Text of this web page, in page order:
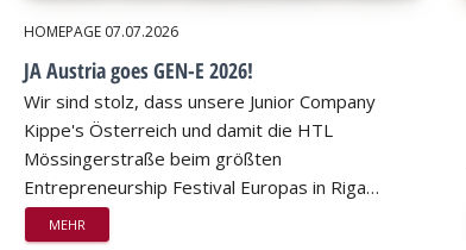
HOMEPAGE 07.07.2026
JA Austria goes GEN-E 2026!
Wir sind stolz, dass unsere Junior Company
Kippe's Österreich und damit die HTL
Mössingerstraße beim größten
Entrepreneurship Festival Europas in Riga…
MEHR